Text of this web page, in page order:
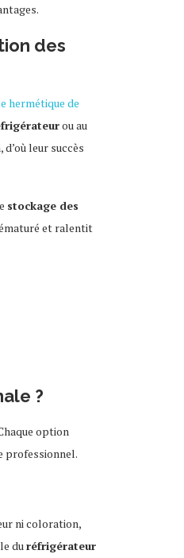
des
hermétique de
ou au
leur succès
stockage des
et ralentit
?
option
professionnel.
ni coloration,
duréfrigérateur